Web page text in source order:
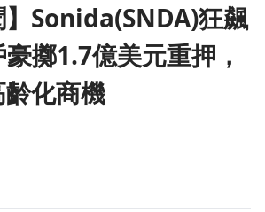
】Sonida(SNDA)狂飆
擲1.7億美元重押，
化商機